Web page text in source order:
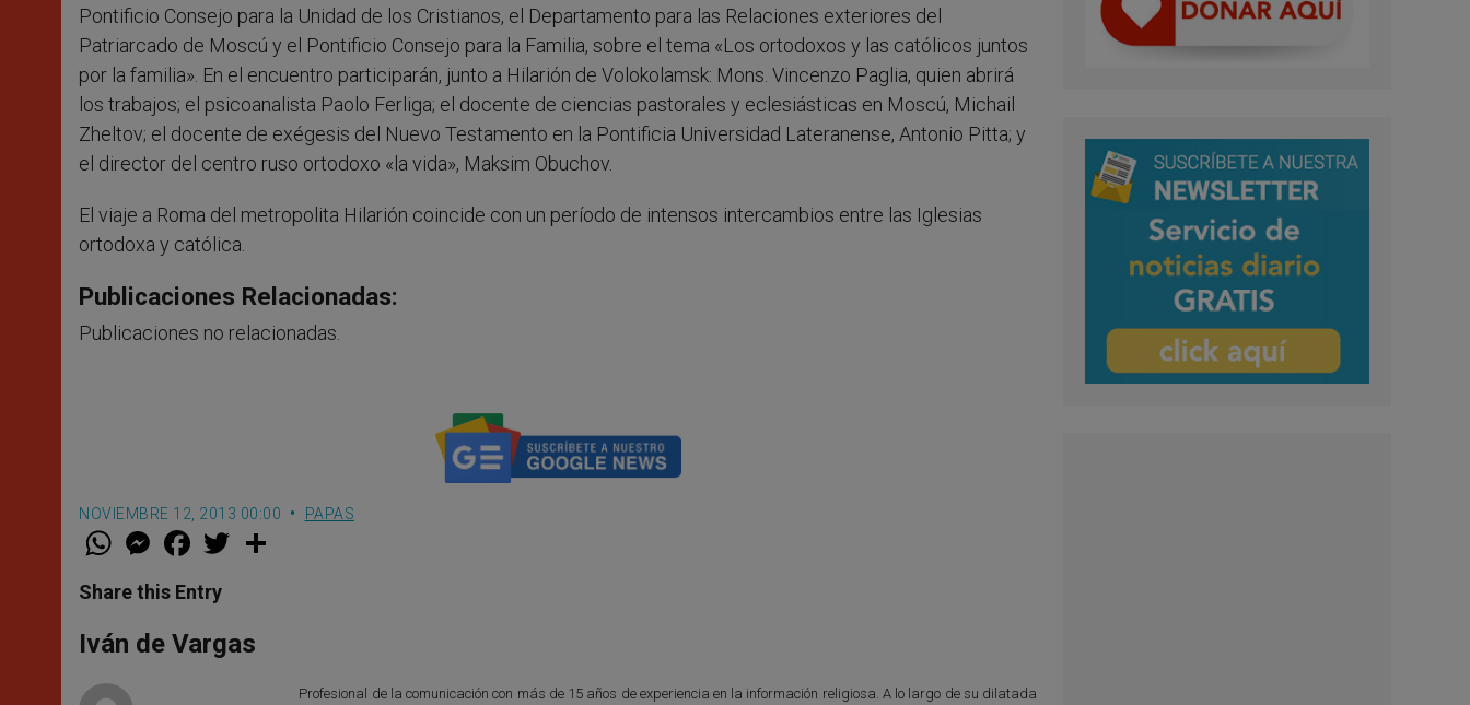
Pontificio Consejo para la Unidad de los Cristianos, el Departamento para las Relaciones exteriores del
Patriarcado de Moscú y el Pontificio Consejo para la Familia, sobre el tema «Los ortodoxos y las católicos juntos
por la familia». En el encuentro participarán, junto a Hilarión de Volokolamsk: Mons. Vincenzo Paglia, quien abrirá
los trabajos; el psicoanalista Paolo Ferliga; el docente de ciencias pastorales y eclesiásticas en Moscú, Michail
Zheltov; el docente de exégesis del Nuevo Testamento en la Pontificia Universidad Lateranense, Antonio Pitta; y
el director del centro ruso ortodoxo «la vida», Maksim Obuchov.
El viaje a Roma del metropolita Hilarión coincide con un período de intensos intercambios entre las Iglesias
ortodoxa y católica.
Publicaciones Relacionadas:
Publicaciones no relacionadas.
NOVIEMBRE 12, 2013 00:00 PAPAS
W
t
s
p
p
M
e
s
e
g
e
F
a
e
b
o
k
w
r
Share this Entry
Iván de Vargas
Profesional de la comunicación con más de 15 años de experiencia en la información religiosa. A lo largo de su dilatada